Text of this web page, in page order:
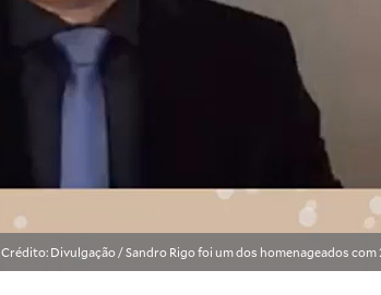
Crédito: Divulgação / Sandro Rigo foi um dos homenageados com